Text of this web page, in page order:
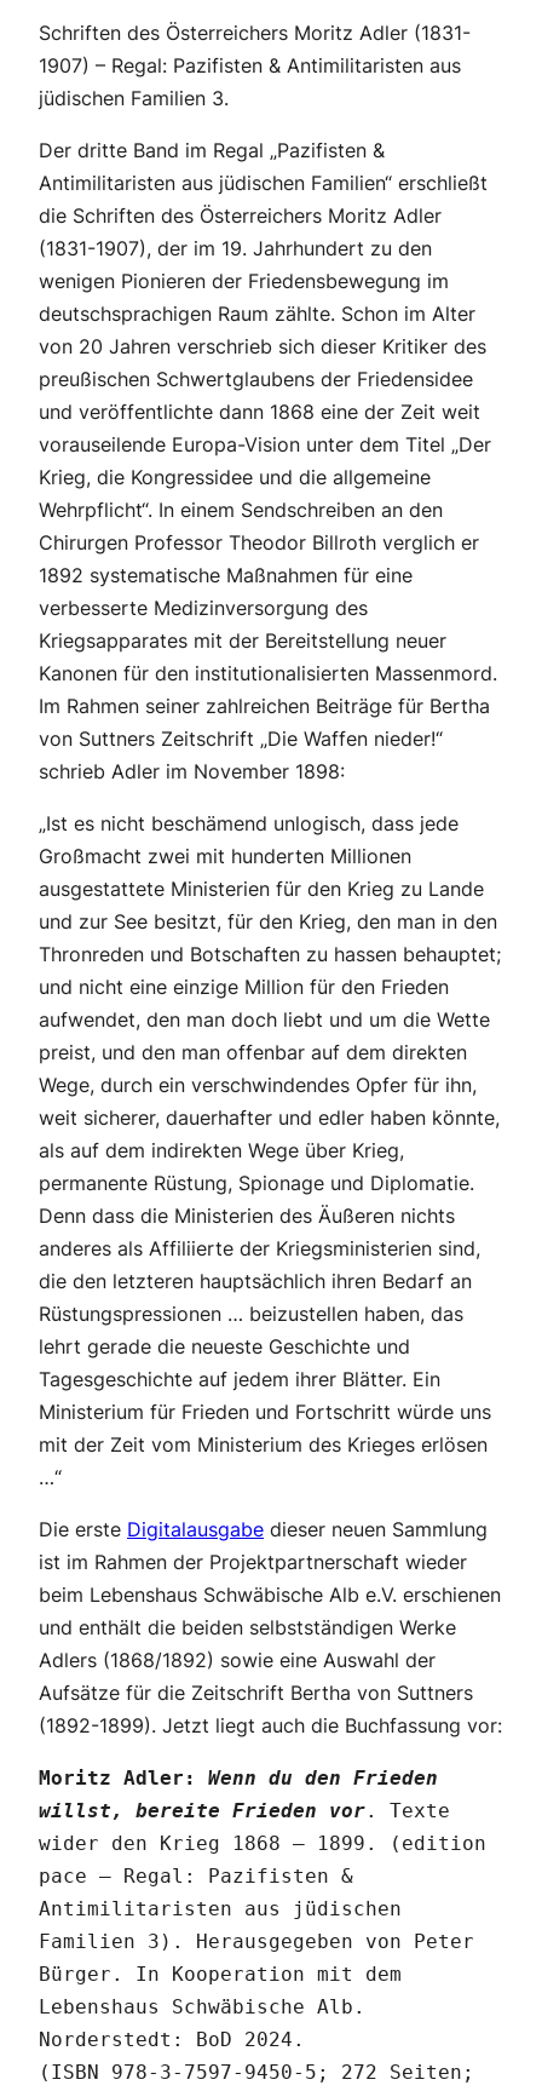
Schriften des Österreichers Moritz Adler (1831-
1907) – Regal: Pazifisten & Antimilitaristen aus
jüdischen Familien 3.
Der dritte Band im Regal „Pazifisten &
Antimilitaristen aus jüdischen Familien“ erschließt
die Schriften des Österreichers Moritz Adler
(1831-1907), der im 19. Jahrhundert zu den
wenigen Pionieren der Friedensbewegung im
deutschsprachigen Raum zählte. Schon im Alter
von 20 Jahren verschrieb sich dieser Kritiker des
preußischen Schwertglaubens der Friedensidee
und veröffentlichte dann 1868 eine der Zeit weit
vorauseilende Europa-Vision unter dem Titel „Der
Krieg, die Kongressidee und die allgemeine
Wehrpflicht“. In einem Sendschreiben an den
Chirurgen Professor Theodor Billroth verglich er
1892 systematische Maßnahmen für eine
verbesserte Medizinversorgung des
Kriegsapparates mit der Bereitstellung neuer
Kanonen für den institutionalisierten Massenmord.
Im Rahmen seiner zahlreichen Beiträge für Bertha
von Suttners Zeitschrift „Die Waffen nieder!“
schrieb Adler im November 1898:
„Ist es nicht beschämend unlogisch, dass jede
Großmacht zwei mit hunderten Millionen
ausgestattete Ministerien für den Krieg zu Lande
und zur See besitzt, für den Krieg, den man in den
Thronreden und Botschaften zu hassen behauptet;
und nicht eine einzige Million für den Frieden
aufwendet, den man doch liebt und um die Wette
preist, und den man offenbar auf dem direkten
Wege, durch ein verschwindendes Opfer für ihn,
weit sicherer, dauerhafter und edler haben könnte,
als auf dem indirekten Wege über Krieg,
permanente Rüstung, Spionage und Diplomatie.
Denn dass die Ministerien des Äußeren nichts
anderes als Affiliierte der Kriegsministerien sind,
die den letzteren hauptsächlich ihren Bedarf an
Rüstungspressionen … beizustellen haben, das
lehrt gerade die neueste Geschichte und
Tagesgeschichte auf jedem ihrer Blätter. Ein
Ministerium für Frieden und Fortschritt würde uns
mit der Zeit vom Ministerium des Krieges erlösen
…“
Die erste Digitalausgabe dieser neuen Sammlung
ist im Rahmen der Projektpartnerschaft wieder
beim Lebenshaus Schwäbische Alb e.V. erschienen
und enthält die beiden selbstständigen Werke
Adlers (1868/1892) sowie eine Auswahl der
Aufsätze für die Zeitschrift Bertha von Suttners
(1892-1899). Jetzt liegt auch die Buchfassung vor:
Moritz Adler: Wenn du den Frieden
willst, bereite Frieden vor. Texte
wider den Krieg 1868 – 1899. (edition
pace – Regal: Pazifisten &
Antimilitaristen aus jüdischen
Familien 3). Herausgegeben von Peter
Bürger. In Kooperation mit dem
Lebenshaus Schwäbische Alb.
Norderstedt: BoD 2024.
(ISBN 978-3-7597-9450-5; 272 Seiten;